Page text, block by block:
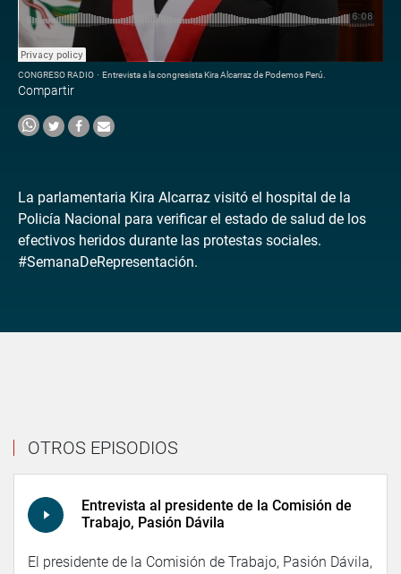
CONGRESO RADIO · Entrevista a la congresista Kira Alcarraz de Podemos Perú.
Compartir
La parlamentaria Kira Alcarraz visitó el hospital de la
Policía Nacional para verificar el estado de salud de los
efectivos heridos durante las protestas sociales.
#SemanaDeRepresentación.
OTROS EPISODIOS
Entrevista al presidente de la Comisión de
Trabajo, Pasión Dávila
El presidente de la Comisión de Trabajo, Pasión Dávila,